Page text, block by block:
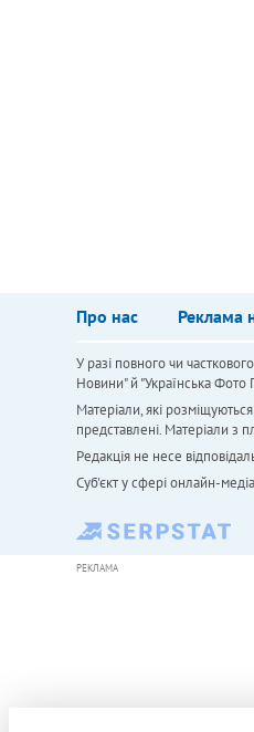
Про нас Реклама
У разі повного чи
Новини" й "Українська Фото
Матеріали, які
представлені. Матеріали з
Редакція не несе
Cуб'єкт у сфері онлайн-
РЕКЛАМА